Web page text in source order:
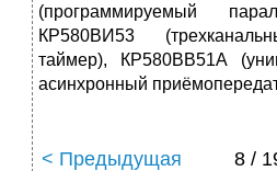
(программируемый
КР580ВИ53
таймер), КР580ВВ51А
асинхронный
< Предыдущая 8 /